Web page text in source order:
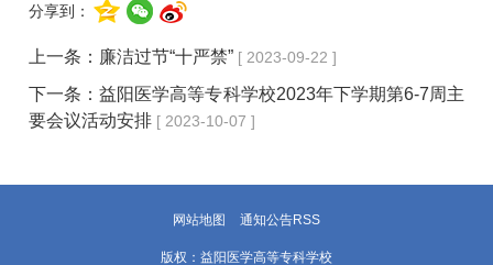
分享到：
上一条： 廉洁过节“十严禁” [ 2023-09-22 ]
下一条：益阳医学高等专科学校2023年下学期第6-7周主
要会议活动安排 [ 2023-10-07 ]
网站地图 通知公告RSS
版权：益阳医学高等专科学校